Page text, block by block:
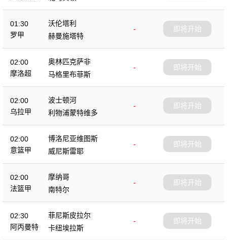
01:30
罗甲
沃伦塔利
-
赫曼施塔特
即将开始
02:00
摩洛超
奥林匹克萨非
-
马格里布菲斯
即将开始
02:00
乌拉甲
波士顿河
-
利物浦蒙特维多
即将开始
02:00
意篮甲
博洛尼亚维图斯
-
威尼斯雷耶
即将开始
02:00
法篮甲
摩纳哥
-
南特尔
即将开始
02:30
阿丙曼特
菲尼斯皮拉尔
-
卡纽埃拉斯
即将开始